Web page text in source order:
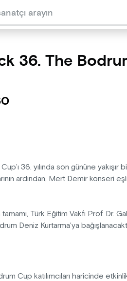
36. The
36. yılında son gününe yakışır
ardından, Mert Demir konseri
Türk Eğitim Vakfı Prof. Dr.
Deniz Kurtarma'ya
Cup katılımcıları haricinde